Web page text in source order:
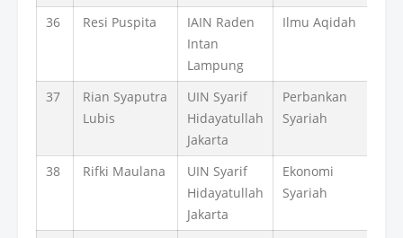
36 Resi Puspita
IAIN Raden
Intan
Lampung
Ilmu Aqidah
37
Rian Syaputra
Lubis
UIN Syarif
Hidayatullah
Jakarta
Perbankan
Syariah
38 Rifki Maulana
UIN Syarif
Hidayatullah
Jakarta
Ekonomi
Syariah